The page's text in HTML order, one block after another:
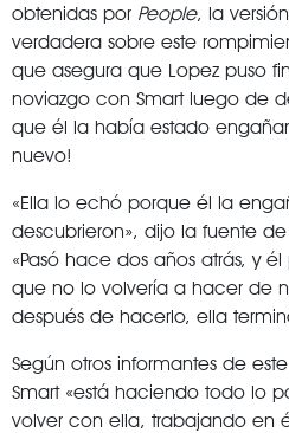
obtenidas por People, la versión
verdadera sobre este
que asegura que Lopez puso
noviazgo con Smart luego de
que él la había estado
nuevo!
«Ella lo echó porque él la
descubrieron», dijo la fuente de
«Pasó hace dos años atrás, y
que no lo volvería a hacer de
después de hacerlo, ella
Según otros informantes de
Smart «está haciendo todo lo
volver con ella, trabajando en